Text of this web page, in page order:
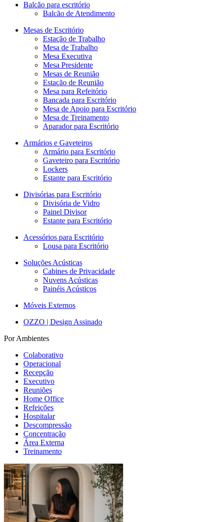
Balcão para escritório
Balcão de Atendimento
Mesas de Escritório
Estação de Trabalho
Mesa de Trabalho
Mesa Executiva
Mesa Presidente
Mesas de Reunião
Estação de Reunião
Mesa para Refeitório
Bancada para Escritório
Mesa de Apoio para Escritório
Mesa de Treinamento
Aparador para Escritório
Armários e Gaveteiros
Armário para Escritório
Gaveteiro para Escritório
Lockers
Estante para Escritório
Divisórias para Escritório
Divisória de Vidro
Painel Divisor
Estante para Escritório
Acessórios para Escritório
Lousa para Escritório
Soluções Acústicas
Cabines de Privacidade
Nuvens Acústicas
Painéis Acústicos
Móveis Externos
OZZO | Design Assinado
Por Ambientes
Colaborativo
Operacional
Recepção
Executivo
Reuniões
Home Office
Refeições
Hospitalar
Descompressão
Concentração
Área Externa
Treinamento